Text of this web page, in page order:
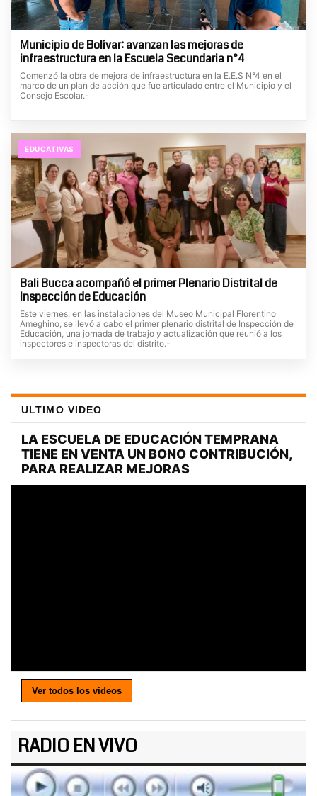
Municipio de Bolívar: avanzan las mejoras de
infraestructura en la Escuela Secundaria n°4
Comenzó la obra de mejora de infraestructura en la E.E.S N°4 en el
marco de un plan de acción que fue articulado entre el Municipio y el
Consejo Escolar.-
EDUCATIVAS
Bali Bucca acompañó el primer Plenario Distrital de
Inspección de Educación
Este viernes, en las instalaciones del Museo Municipal Florentino
Ameghino, se llevó a cabo el primer plenario distrital de Inspección de
Educación, una jornada de trabajo y actualización que reunió a los
inspectores e inspectoras del distrito.-
ULTIMO VIDEO
Ver todos los videos
RADIO EN VIVO